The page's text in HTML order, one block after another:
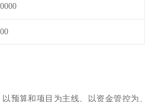
预算和项目为主线、以资金管控为、